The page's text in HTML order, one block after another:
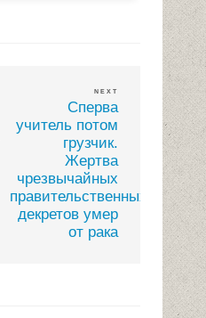
NEXT
Сперва
учитель потом
грузчик.
Жертва
чрезвычайных
правительственных
декретов умер
от рака